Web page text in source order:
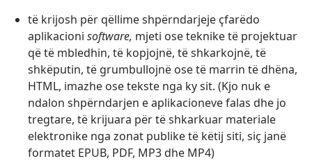
të krijosh për qëllime shpërndarjeje çfarëdo
aplikacioni software, mjeti ose teknike të projektuar
që të mbledhin, të kopjojnë, të shkarkojnë, të
shkëputin, të grumbullojnë ose të marrin të dhëna,
HTML, imazhe ose tekste nga ky sit. (Kjo nuk e
ndalon shpërndarjen e aplikacioneve falas dhe jo
tregtare, të krijuara për të shkarkuar materiale
elektronike nga zonat publike të këtij siti, siç janë
formatet EPUB, PDF, MP3 dhe MP4)